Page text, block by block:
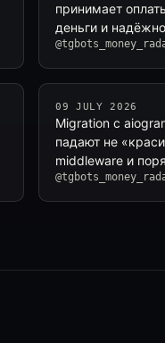
принимает
деньги и
09 JULY 2026
Migration с
падают не
middleware и